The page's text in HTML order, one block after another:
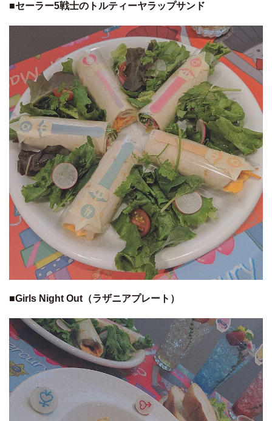
■セーラー5戦士のトルティーヤラップサンド
■Girls Night Out（ラザニアプレート）